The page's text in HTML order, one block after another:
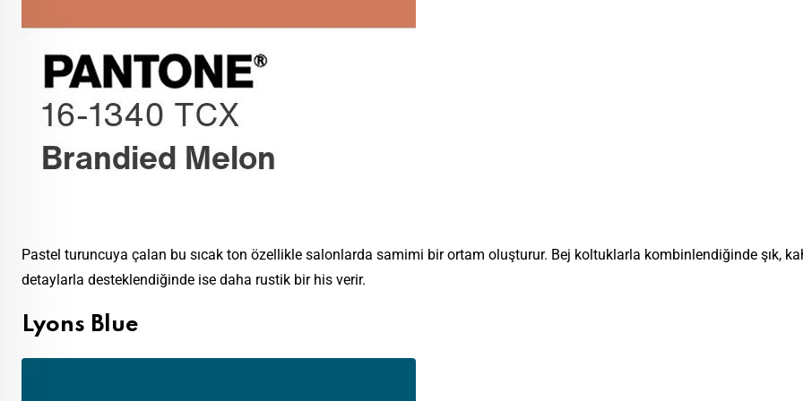
Pastel turuncuya çalan bu sıcak ton özellikle salonlarda samimi bir ortam oluşturur. Bej koltuklarla kombinlendiğinde şık,
detaylarla desteklendiğinde ise daha rustik bir his verir.
Lyons Blue